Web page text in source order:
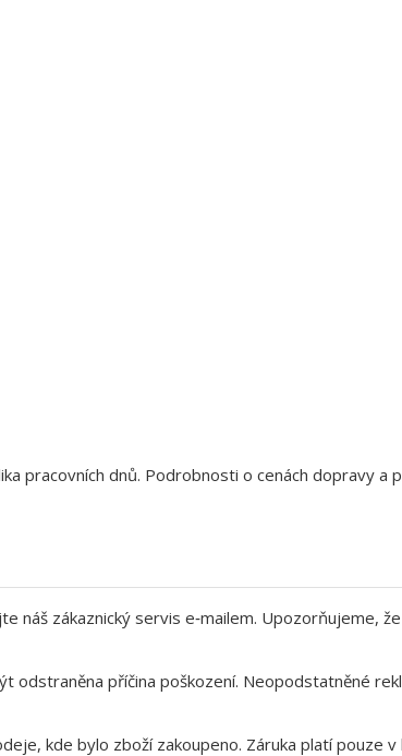
pracovních dnů. Podrobnosti o cenách dopravy a
zákaznický servis e‑mailem. Upozorňujeme,
odstraněna příčina poškození. Neopodstatněné
kde bylo zboží zakoupeno. Záruka platí pouze v